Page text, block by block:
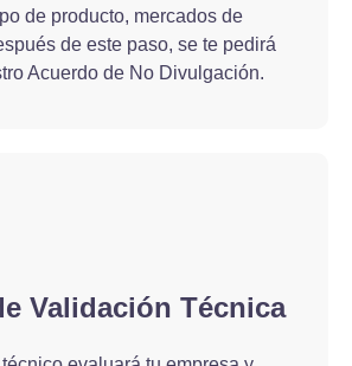
de producto, mercados de
de este paso, se te pedirá
Acuerdo de No Divulgación.
Validación Técnica